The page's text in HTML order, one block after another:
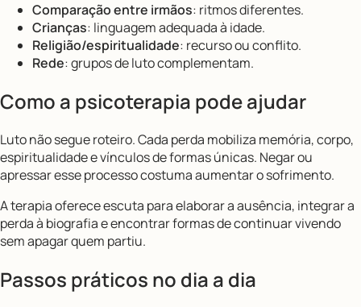
Comparação entre irmãos: ritmos diferentes.
Crianças: linguagem adequada à idade.
Religião/espiritualidade: recurso ou conflito.
Rede: grupos de luto complementam.
Como a psicoterapia pode ajudar
Luto não segue roteiro. Cada perda mobiliza memória, corpo,
espiritualidade e vínculos de formas únicas. Negar ou
apressar esse processo costuma aumentar o sofrimento.
A terapia oferece escuta para elaborar a ausência, integrar a
perda à biografia e encontrar formas de continuar vivendo
sem apagar quem partiu.
Passos práticos no dia a dia